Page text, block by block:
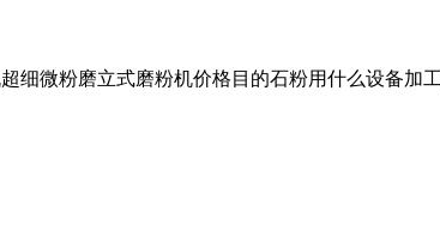
细微粉磨立式磨粉机价格目的石粉用什么设备加